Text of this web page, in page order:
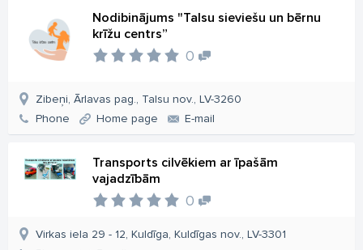
Nodibinājums "Talsu sieviešu un bērnu
krīžu centrs”
0
Zibeņi, Ārlavas pag., Talsu nov., LV-3260
Phone
Home page E-mail
Transports cilvēkiem ar īpašām
vajadzībām
0
Virkas iela 29 - 12, Kuldīga, Kuldīgas nov., LV-3301